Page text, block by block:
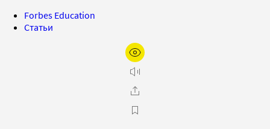
Forbes Education
Статьи